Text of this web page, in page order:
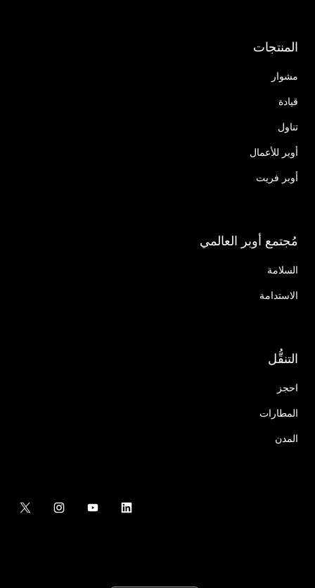
المنتجات
مشوار
قيادة
تناول
أوبر للأعمال
أوبر فريت
مُجتمع أوبر العالمي
السلامة
الاستدامة
التنقُّل
احجز
المطارات
المدن